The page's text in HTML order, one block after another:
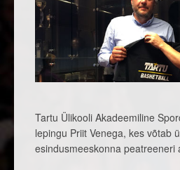
Tartu Ülikooli Akadeemiline
lepingu Priit Venega, kes võtab
esindusmeeskonna peatreeneri